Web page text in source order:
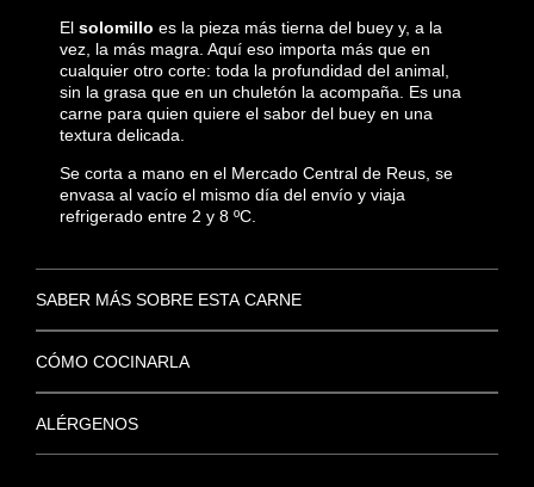
SABER MÁS SOBRE ESTA CARNE
CÓMO COCINARLA
ALÉRGENOS
El solomillo es la pieza más tierna del buey y, a la
vez, la más magra. Aquí eso importa más que en
cualquier otro corte: toda la profundidad del animal,
sin la grasa que en un chuletón la acompaña. Es una
carne para quien quiere el sabor del buey en una
textura delicada.
Se corta a mano en el Mercado Central de Reus, se
envasa al vacío el mismo día del envío y viaja
refrigerado entre 2 y 8 ºC.